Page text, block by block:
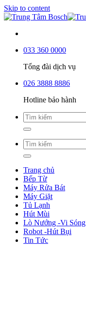
Skip to content
033 360 0000
Tổng đài dịch vụ
026 3888 8886
Hotline bảo hành
Trang chủ
Bếp Từ
Máy Rửa Bát
Máy Giặt
Tủ Lạnh
Hút Mùi
Lò Nướng -Vi Sóng
Robot -Hút Bụi
Tin Tức